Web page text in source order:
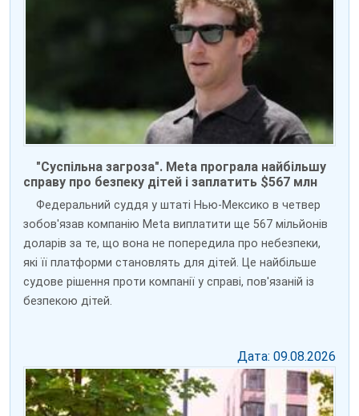
"Суспільна загроза". Meta програла найбільшу
справу про безпеку дітей і заплатить $567 млн
Федеральний суддя у штаті Нью-Мексико в четвер
зобов'язав компанію Meta виплатити ще 567 мільйонів
доларів за те, що вона не попередила про небезпеки,
які її платформи становлять для дітей. Це найбільше
судове рішення проти компанії у справі, пов'язаній із
безпекою дітей.
Дата: 09.08.2026